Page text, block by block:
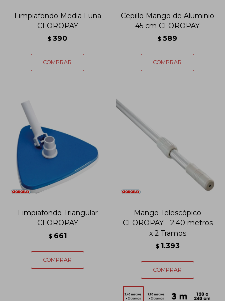
Limpiafondo Media Luna
CLOROPAY
$ 390
Cepillo Mango de Aluminio
45 cm CLOROPAY
$ 589
Limpiafondo Triangular
CLOROPAY
$ 661
Mango Telescópico
CLOROPAY - 2.40 metros
x 2 Tramos
$ 1.393